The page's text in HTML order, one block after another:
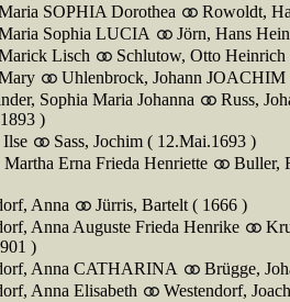
SOPHIA Dorothea
Rowoldt,
Sophia LUCIA
Jörn, Hans
Lisch
Schlutow, Otto
Uhlenbrock, Johann
Sophia Maria Johanna
Russ,
)
Ilse
Sass, Jochim ( 12.Mai.1693 )
Martha Erna Frieda Henriette
Buller,
Anna
Jürris, Bartelt ( 1666 )
Anna Auguste Frieda Henrike
)
Anna CATHARINA
Brügge,
Anna Elisabeth
Westendorf,